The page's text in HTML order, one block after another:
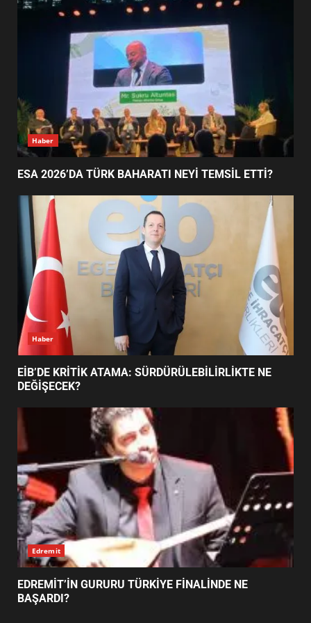
EİB’DE KRİTİK ATAMA:
SÜRDÜRÜLEBİLİRLİKTE NE
DEĞİŞECEK?
4
EDREMİT’İN GURURU TÜRKİYE
FİNALİNDE NE BAŞARDI?
5
UZATILDI: NE DEĞİŞTİ?
6
BURHANİYE SATRANÇ
TURNUVASI KAYITLARI NEYİ
DEĞİŞTİRİYOR?
BURHANİYE BELEDİYESPOR’DA
YENİ YÖNETİM NASIL
Haber
ESA 2026’DA TÜRK BAHARATI NEYİ TEMSİL ETTİ?
Haber
EİB’DE KRİTİK ATAMA: SÜRDÜRÜLEBİLİRLİKTE NE
DEĞİŞECEK?
Edremit
EDREMİT’İN GURURU TÜRKİYE FİNALİNDE NE
BAŞARDI?